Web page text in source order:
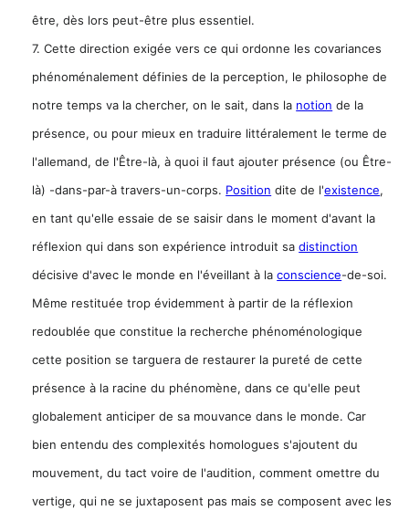
être, dès lors peut-être plus essentiel.
7. Cette direction exigée vers ce qui ordonne les covariances
phénoménalement définies de la perception, le philosophe de
notre temps va la chercher, on le sait, dans la notion de la
présence, ou pour mieux en traduire littéralement le terme de
l'allemand, de l'Être-là, à quoi il faut ajouter présence (ou Être-
là) -dans-par-à travers-un-corps. Position dite de l'existence,
en tant qu'elle essaie de se saisir dans le moment d'avant la
réflexion qui dans son expérience introduit sadistinction
décisive d'avec le monde en l'éveillant à laconscience-de-soi.
Même restituée trop évidemment à partir de la réflexion
redoublée que constitue la recherche phénoménologique
cette position se targuera de restaurer la pureté de cette
présence à la racine du phénomène, dans ce qu'elle peut
globalement anticiper de sa mouvance dans le monde. Car
bien entendu des complexités homologues s'ajoutent du
mouvement, du tact voire de l'audition, comment omettre du
vertige, qui ne se juxtaposent pas mais se composent avec les